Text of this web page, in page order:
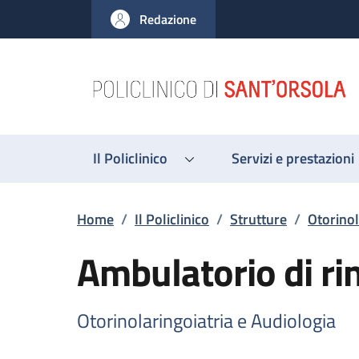
al contenuto principale
to footer content
Redazione
Il Policlinico Servizi e prestazioni
Briciole di pane
Home / Il Policlinico / Strutture /
Ambulatorio di
Otorinolaringoiatria e Audiologia